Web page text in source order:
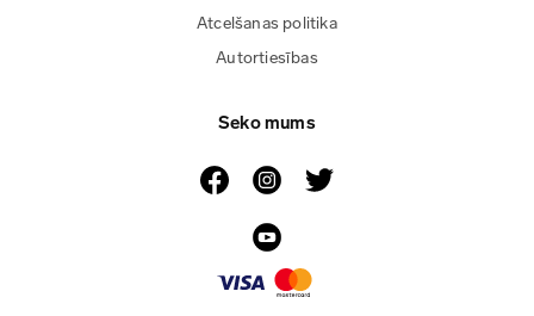
Atcelšanas politika
Autortiesības
Seko mums